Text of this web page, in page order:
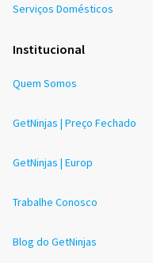
Serviços Domésticos
Institucional
Quem Somos
GetNinjas | Preço Fechado
GetNinjas | Europ
Trabalhe Conosco
Blog do GetNinjas